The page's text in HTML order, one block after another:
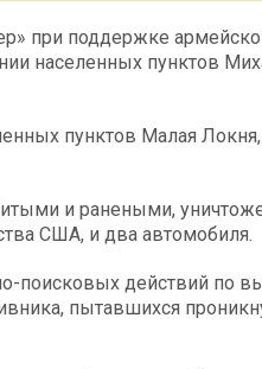
при поддержке
населенных пунктов
пунктов Малая
и ранеными,
США, и два автомобиля.
поисковых действий по
пытавшихся